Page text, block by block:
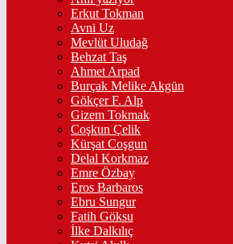
Erkut Tokman
Avni Uz
Mevlüt Uludağ
Behzat Taş
Ahmet Arpad
Burçak Melike Akgün
Gökçer F. Alp
Gizem Tokmak
Coşkun Çelik
Kürşat Coşgun
Delal Korkmaz
Emre Özbay
Eros Barbaros
Ebru Sungur
Fatih Göksu
İlke Dalkılıç